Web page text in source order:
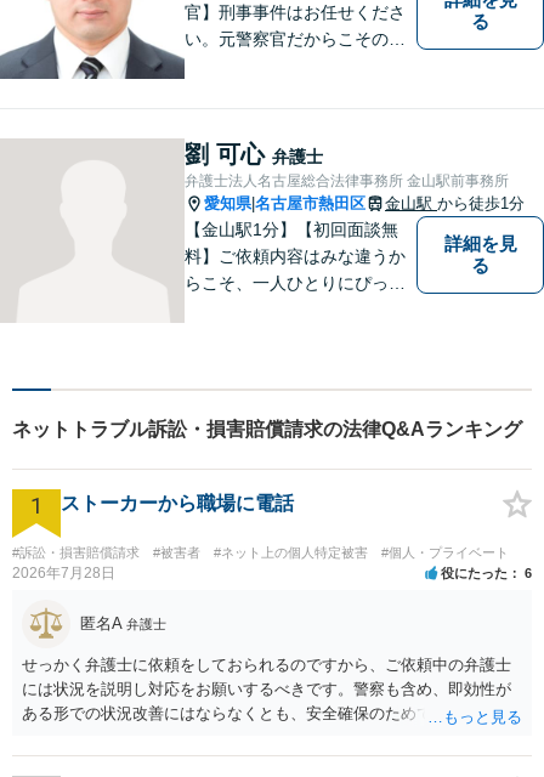
官】刑事事件はお任せくださ
い。元警察官だからこその視
ることはございません。元警
察官の経験を活かした交通事
故事案対応もいたします。
る
劉 可心 弁護士
弁護士法人名古屋総合法律事務所 金山駅前事務所
愛知県|名古屋市熱田区 金山駅 から徒歩1分
【金山駅1分】【初回面談無
料】ご依頼内容はみな違うか
らこそ、一人ひとりにぴった
ます。誰にも話せず抱えてき
た不安を、どうぞお聞かせく
ださい。【電話・WEB相談も
対応可能】
詳細を見
る
ネットトラブル訴訟・損害賠償請求の法律Q&Aランキング
1 ストーカーから職場に電話
#訴訟・損害賠償請求 #被害者 #ネット上の個人特定被害 #個人・プライベート
2026年7月28日 役にたった 6
匿名A 弁護士
せっかく弁護士に依頼をしておられるのですから、ご依頼中の弁護士
には状況を説明し対応をお願いするべきです。警察も含め、即効性が
ある形での状況改善にはならなくとも、安全確保のためできることは